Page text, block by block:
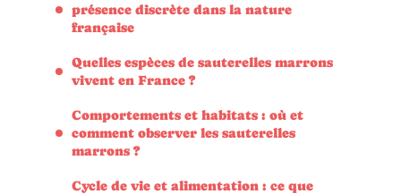
présence discrète dans la nature
française
Quelles espèces de sauterelles marrons
vivent en France ?
Comportements et habitats : où et
comment observer les sauterelles
marrons ?
Cycle de vie et alimentation : ce que